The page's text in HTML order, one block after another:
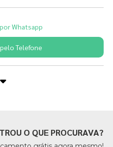
Whatsapp
Telefone
O QUE PROCURAVA?